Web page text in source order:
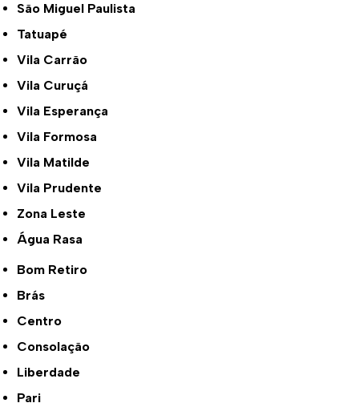
São Miguel Paulista
Tatuapé
Vila Carrão
Vila Curuçá
Vila Esperança
Vila Formosa
Vila Matilde
Vila Prudente
Zona Leste
Água Rasa
Bom Retiro
Brás
Centro
Consolação
Liberdade
Pari